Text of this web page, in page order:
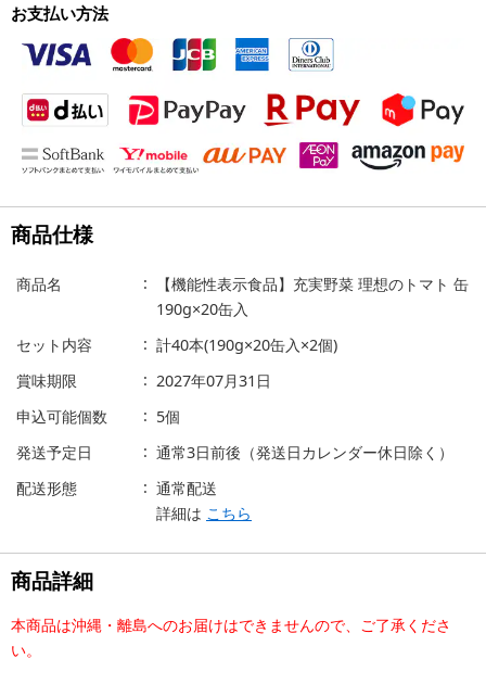
お支払い方法
商品仕様
商品名
【機能性表示食品】充実野菜 理想のトマト 缶
190g×20缶入
セット内容
計40本(190g×20缶入×2個)
賞味期限
2027年07月31日
申込可能個数
5個
発送予定日
通常3日前後（発送日カレンダー休日除く）
配送形態
通常配送
詳細は こちら
商品詳細
本商品は沖縄・離島へのお届けはできませんので、ご了承くださ
い。